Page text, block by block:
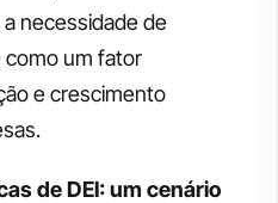
necessidade de
como um fator
e crescimento
de DEI: um cenário